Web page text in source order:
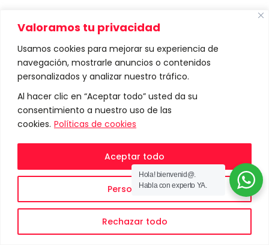
Valoramos tu privacidad
Usamos cookies para mejorar su experiencia de
navegación, mostrarle anuncios o contenidos
personalizados y analizar nuestro tráfico.
Al hacer clic en “Aceptar todo” usted da su
consentimiento a nuestro uso de las
cookies. Políticas de cookies
Personalizar
Rechazar todo
Aceptar todo
01/01/2023
Share:
Hola! bienvenid@.
Habla con experto YA.